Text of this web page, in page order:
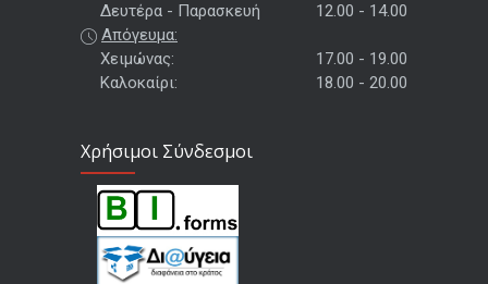
Δευτέρα - Παρασκευή
12.00 - 14.00
Απόγευμα:
Χειμώνας:
17.00 - 19.00
Καλοκαίρι:
18.00 - 20.00
Χρήσιμοι Σύνδεσμοι